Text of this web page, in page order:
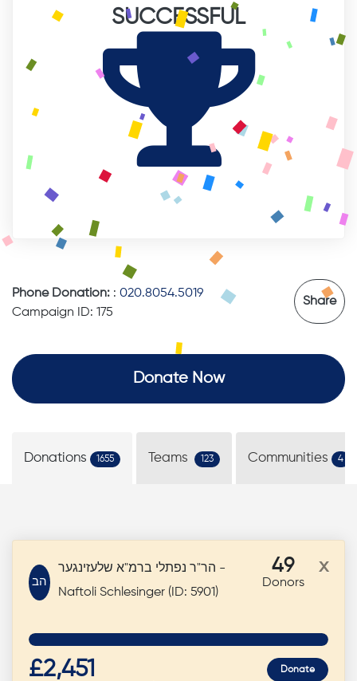
SUCCESSFUL
Phone Donation: : 020.8054.5019
Campaign ID: 175
Share
Donate Now
Donations 1655 Teams 123 Communities 4
הב
הר"ר נפתלי ברמ"א שלעזינגער -
Naftoli Schlesinger (ID: 5901)
49
Donors
x
£2,451 Donate